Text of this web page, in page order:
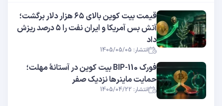
قیمت بیت کوین بالای ۶۵ هزار دلار برگشت؛
آتش بس آمریکا و ایران نفت را ۵ درصد ریزش
داد
انتشار: 1405/05/05
فورک BIP-110 بیت کوین در آستانهٔ مهلت؛
حمایت ماینرها نزدیک صفر
انتشار: 1405/04/22